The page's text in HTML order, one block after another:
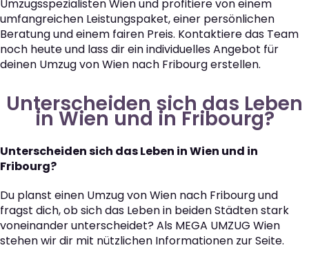
Umzugsspezialisten Wien und profitiere von einem
umfangreichen Leistungspaket, einer persönlichen
Beratung und einem fairen Preis. Kontaktiere das Team
noch heute und lass dir ein individuelles Angebot für
deinen Umzug von Wien nach Fribourg erstellen.
Unterscheiden sich das Leben
in Wien und in Fribourg?
Unterscheiden sich das Leben in Wien und in
Fribourg?
Du planst einen Umzug von Wien nach Fribourg und
fragst dich, ob sich das Leben in beiden Städten stark
voneinander unterscheidet? Als MEGA UMZUG Wien
stehen wir dir mit nützlichen Informationen zur Seite.